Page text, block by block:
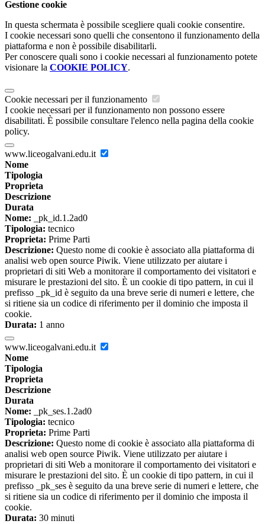
Gestione cookie
In questa schermata è possibile scegliere quali cookie consentire.
I cookie necessari sono quelli che consentono il funzionamento della
piattaforma e non è possibile disabilitarli.
Per conoscere quali sono i cookie necessari al funzionamento potete
visionare la COOKIE POLICY.
Cookie necessari per il funzionamento
I cookie necessari per il funzionamento non possono essere
disabilitati. È possibile consultare l'elenco nella pagina della cookie
policy.
www.liceogalvani.edu.it
Nome
Tipologia
Proprieta
Descrizione
Durata
Nome: _pk_id.1.2ad0
Tipologia: tecnico
Proprieta: Prime Parti
Descrizione: Questo nome di cookie è associato alla piattaforma di
analisi web open source Piwik. Viene utilizzato per aiutare i
proprietari di siti Web a monitorare il comportamento dei visitatori e
misurare le prestazioni del sito. È un cookie di tipo pattern, in cui il
prefisso _pk_id è seguito da una breve serie di numeri e lettere, che
si ritiene sia un codice di riferimento per il dominio che imposta il
cookie.
Durata: 1 anno
www.liceogalvani.edu.it
Nome
Tipologia
Proprieta
Descrizione
Durata
Nome: _pk_ses.1.2ad0
Tipologia: tecnico
Proprieta: Prime Parti
Descrizione: Questo nome di cookie è associato alla piattaforma di
analisi web open source Piwik. Viene utilizzato per aiutare i
proprietari di siti Web a monitorare il comportamento dei visitatori e
misurare le prestazioni del sito. È un cookie di tipo pattern, in cui il
prefisso _pk_ses è seguito da una breve serie di numeri e lettere, che
si ritiene sia un codice di riferimento per il dominio che imposta il
cookie.
Durata: 30 minuti